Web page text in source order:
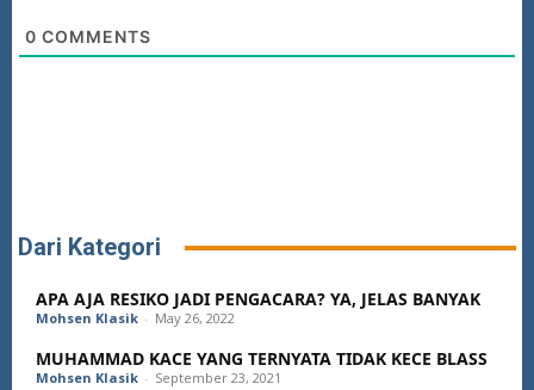
0 COMMENTS
Dari Kategori
APA AJA RESIKO JADI PENGACARA? YA, JELAS BANYAK
Mohsen Klasik - May 26, 2022
MUHAMMAD KACE YANG TERNYATA TIDAK KECE BLASS
Mohsen Klasik - September 23, 2021